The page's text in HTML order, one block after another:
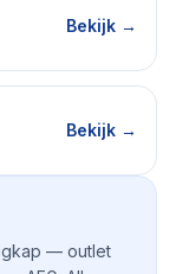
Bekijk →
Bekijk →
— outlet